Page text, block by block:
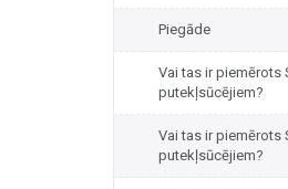
Piegāde
Vai tas ir piemērots
putekļsūcējiem?
Vai tas ir piemērots
putekļsūcējiem?